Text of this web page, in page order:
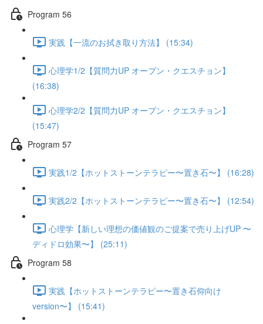
Program 56
実践【一流のお拭き取り方法】 (15:34)
心理学1/2【質問力UP オープン・クエスチョン】
(16:38)
心理学2/2【質問力UP オープン・クエスチョン】
(15:47)
Program 57
実践1/2【ホットストーンテラピー〜置き石〜】 (16:28)
実践2/2【ホットストーンテラピー〜置き石〜】 (12:54)
心理学【新しい理想の価値観のご提案で売り上げUP 〜
ディドロ効果〜】 (25:11)
Program 58
実践【ホットストーンテラピー〜置き石仰向け
version〜】 (15:41)